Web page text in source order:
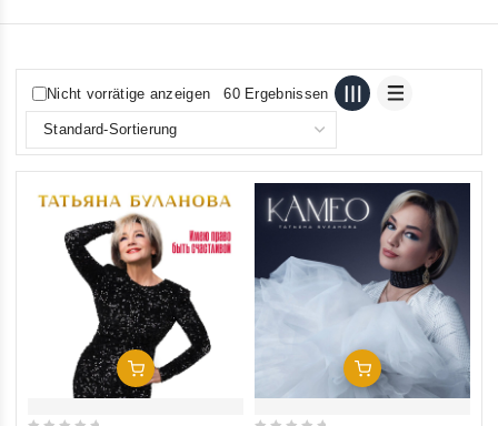
Nicht vorrätige anzeigen 60 Ergebnissen
In Den Warenkorb In Den Warenkorb